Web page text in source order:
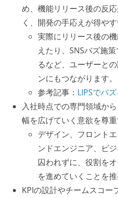
め、機能リリース後の反
く、開発の手応えが得やす
実際にリリース後の
えたり、SNSバズ施
るなど、ユーザーと
ンにもつながります。
参考記事： LIPSでバ
入社時点での専門領域か
幅を広げていく意欲を尊重
デザイン、フロント
ンドエンジニア、ビ
囚われずに、役割を
を進めていくことを推
KPIの設計やチームスコー